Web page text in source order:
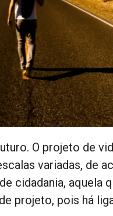
O projeto de
variadas, de
cidadania, aquela
projeto, pois há